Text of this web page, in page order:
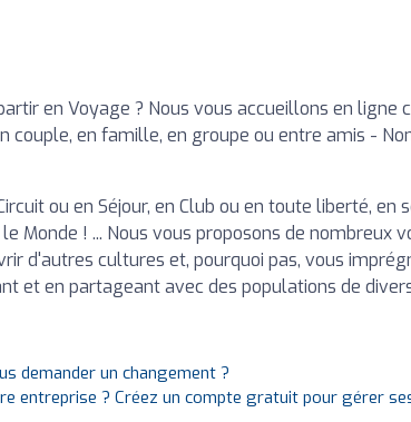
en Voyage ? Nous vous accueillons en
couple, en famille, en groupe ou entre amis -
ou en Séjour, en Club ou en toute liberté,
Monde ! ... Nous vous proposons de nombreux
d'autres cultures et, pourquoi pas, vous
et en partageant avec des populations de
demander un changement ?
entreprise ? Créez un compte gratuit pour gérer